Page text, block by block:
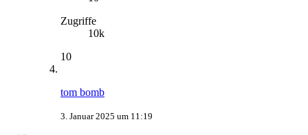
Zugriffe
10k
10
tom bomb
3. Januar 2025 um 11:19